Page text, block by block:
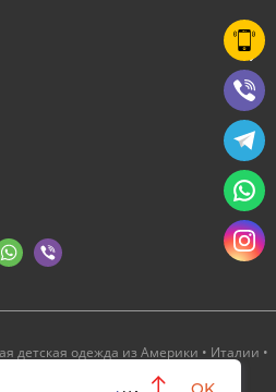
детская одежда из Америки • Италии •